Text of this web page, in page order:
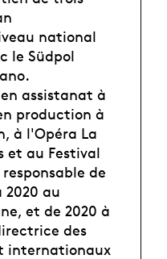
national
le Südpol
assistanat à
production à
à l'Opéra La
et au Festival
de
2020 au
et de 2020 à
des
internationaux